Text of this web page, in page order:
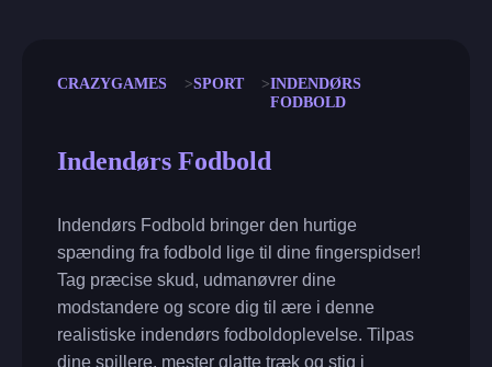
CRAZYGAMES SPORT
INDENDØRS
FODBOLD
Indendørs Fodbold
Indendørs Fodbold bringer den hurtige
spænding fra fodbold lige til dine fingerspidser!
Tag præcise skud, udmanøvrer dine
modstandere og score dig til ære i denne
realistiske indendørs fodboldoplevelse. Tilpas
dine spillere, mester glatte træk og stig i